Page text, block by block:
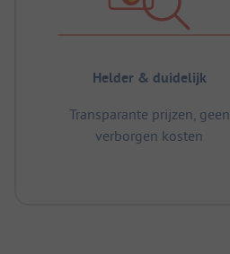
Helder & duidelijk
Transparante prijzen, geen
verborgen kosten